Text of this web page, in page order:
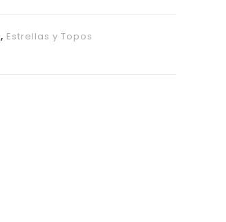
, Estrellas y Topos